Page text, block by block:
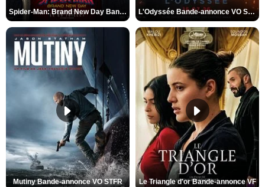
Spider-Man: Brand New Day Bande-annonce VO STFR L'Odyssée Bande-annonce VO STFR
Mutiny Bande-annonce VO STFR Le Triangle d'or Bande-annonce VF